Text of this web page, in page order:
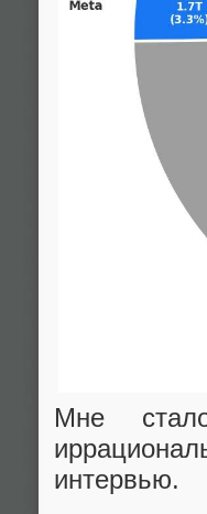
Мне
интервью.